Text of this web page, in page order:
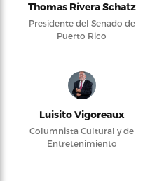
Thomas Rivera Schatz
Presidente del Senado de
Puerto Rico
Luisito Vigoreaux
Columnista Cultural y de
Entretenimiento